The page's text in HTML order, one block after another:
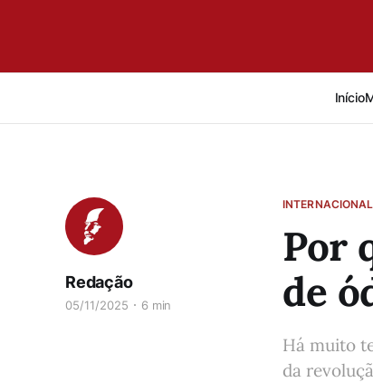
Início
INTERNACIONAL
Por
de
Redação
05/11/2025 6 min
Há muito
da